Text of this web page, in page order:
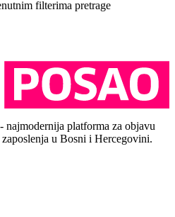
filterima pretrage
platforma za objavu
u Bosni i Hercegovini.